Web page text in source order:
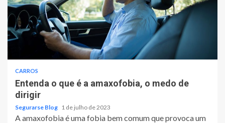
CARROS
Entenda o que é a amaxofobia, o medo de
dirigir
Segurarse Blog 1 de julho de 2023
A amaxofobia é uma fobia bem comum que provoca um